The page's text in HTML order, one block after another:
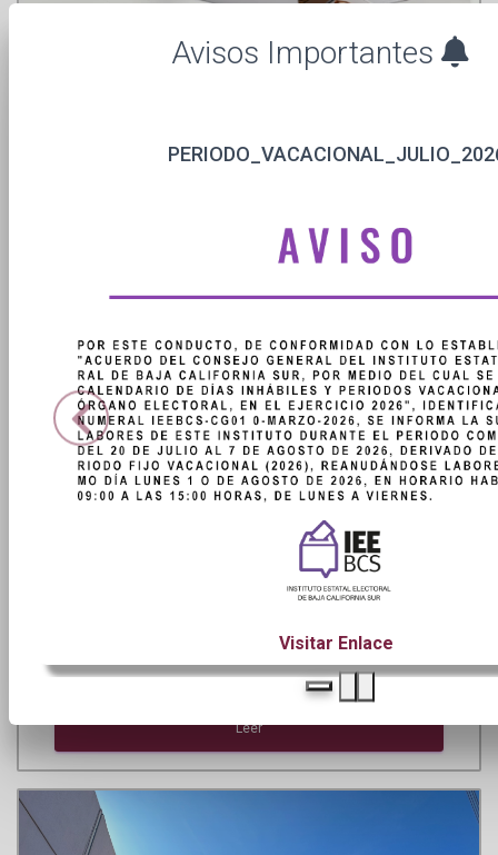
INVITA IEEBCS A PARTICIPAR EN EL TALLER DE FORMACIÓN
PRÁCTICA EN MATERIA ELECTORAL
ORATORIA 2026
Leer
Avisos Importantes
Visitar Enlace
Previous